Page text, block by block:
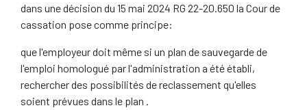
dans une décision du 15 mai 2024 RG 22-20.650 la Cour de
cassation pose comme principe:
que l'employeur doit même si un plan de sauvegarde de
l'emploi homologué par l'administration a été établi,
rechercher des possibilités de reclassement qu'elles
soient prévues dans le plan .